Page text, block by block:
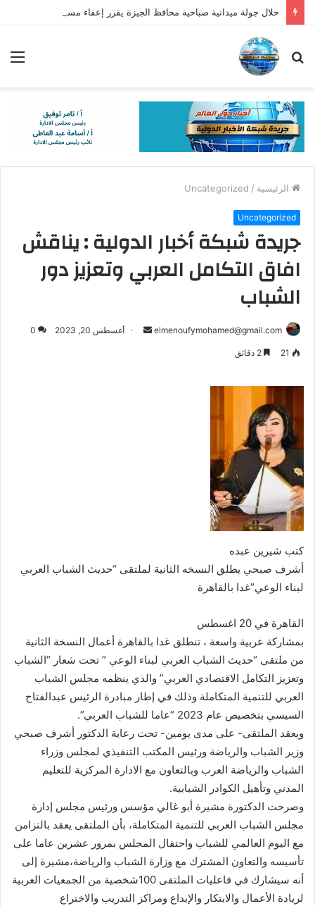
بحث
الرئيسية /
Uncategorized
Uncategorized
جريدة شبكة أخبار الدولية : يناقش
افاق التكامل العربي وتعزيز دور
الشباب
elmenoufymohamed@gmail.com
أرسل أغسطس 20, 2023 0
21
كتب شيرين عبده
أشرف صبحي يطلق النسخه الثانية لملتقى “حديث الشباب العربي
لبناء الوعي”غدا بالقاهرة
القاهرة في 20 اغسطس
بمشاركة عربية واسعة ، تنطلق غدا بالقاهرة أعمال النسخة الثانية
من ملتقى “حديث الشباب العربي لبناء الوعي ” تحت شعار “الشباب
وتعزيز التكامل الاقتصادي العربي” والذي ينظمه مجلس الشباب
العربي للتنمية المتكاملة وذلك في إطار مبادرة الرئيس عبدالفتاح
السيسي بتخصيص عام 2023 “عاما للشباب العربي”.
ويعقد الملتقى- على مدى يومين- تحت رعاية الدكتور أشرف صبحي
وزير الشباب والرياضة ورئيس المكتب التنفيذي لمجلس وزراء
الشباب والرياضة العرب وبالتعاون مع الادارة المركزية للتعليم
المدني وتأهيل الكوادر الشبابية.
وصرحت الدكتورة مشيرة أبو غالي مؤسس ورئيس مجلس إدارة
مجلس الشباب العربي للتنمية المتكاملة، بأن الملتقى يعقد بالتزامن
مع اليوم العالمي للشباب واحتفال المجلس بمرور عشرين عاما على
تأسيسه والتعاون المشترك مع وزارة الشباب والرياضة،مشيرة إلى
أنه سيشارك في فاعليات الملتقى 100شخصية من الجمعيات العربية
لريادة الأعمال والابتكار والإبداع ومراكز التدريب والاختراع